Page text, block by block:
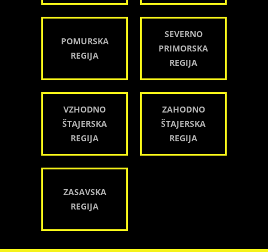
POMURSKA
REGIJA
SEVERNO
PRIMORSKA
REGIJA
VZHODNO
ŠTAJERSKA
REGIJA
ZAHODNO
ŠTAJERSKA
REGIJA
ZASAVSKA
REGIJA